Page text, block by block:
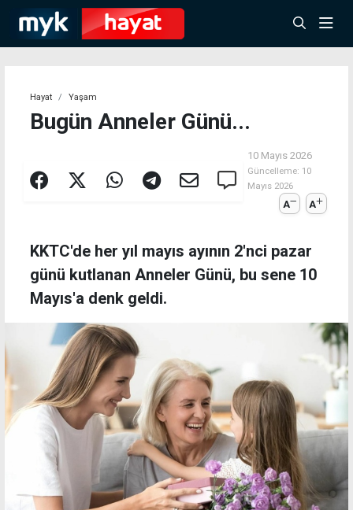
Hayat Yaşam
Bugün Anneler Günü...
10 Mayıs 2026
Güncelleme: 10
Mayıs 2026
A A
KKTC'de her yıl mayıs ayının 2'nci pazar
günü kutlanan Anneler Günü, bu sene 10
Mayıs'a denk geldi.